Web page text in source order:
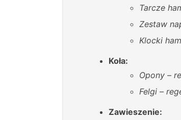
Tarcze
Zestaw
Klocki
Koła:
Opony –
Felgi –
Zawieszenie: